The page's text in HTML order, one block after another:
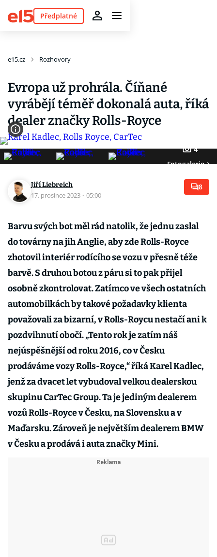
Předplatné
e15.cz Rozhovory
Evropa už prohrála. Číňané
vyrábějí téměř dokonalá auta, říká
dealer značky Rolls-Royce
4
Fotogalerie
Jiří Liebreich
17. prosince 2023 · 05:00
8
Barvu svých bot měl rád natolik, že jednu zaslal
do továrny na jih Anglie, aby zde Rolls-Royce
zhotovil interiér rodícího se vozu v přesně téže
barvě. S druhou botou z páru si to pak přijel
osobně zkontrolovat. Zatímco ve všech ostatních
automobilkách by takové požadavky klienta
považovali za bizarní, v Rolls-Roycu nestačí ani k
pozdvihnutí obočí. „Tento rok je zatím náš
nejúspěšnější od roku 2016, co v Česku
prodáváme vozy Rolls-Royce,“ říká Karel Kadlec,
jenž za dvacet let vybudoval velkou dealerskou
skupinu CarTec Group. Ta je jediným dealerem
vozů Rolls-Royce v Česku, na Slovensku a v
Maďarsku. Zároveň je největším dealerem BMW
v Česku a prodává i auta značky Mini.